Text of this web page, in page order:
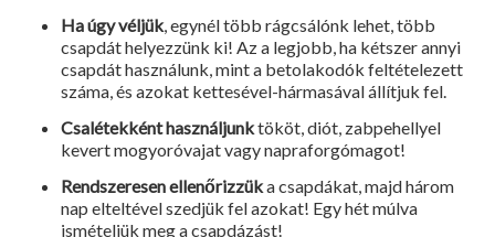
Ha úgy véljük, egynél több rágcsálónk lehet, több
csapdát helyezzünk ki! Az a legjobb, ha kétszer annyi
csapdát használunk, mint a betolakodók feltételezett
száma, és azokat kettesével-hármasával állítjuk fel.
Csalétekként használjunktököt, diót, zabpehellyel
kevert mogyoróvajat vagy napraforgómagot!
Rendszeresen ellenőrizzüka csapdákat, majd három
nap elteltével szedjük fel azokat! Egy hét múlva
ismételjük meg a csapdázást!